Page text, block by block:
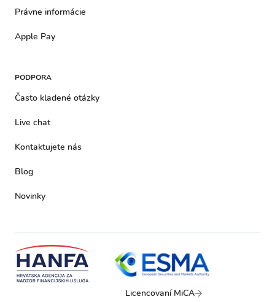
Právne informácie
Apple Pay
PODPORA
Často kladené otázky
Live chat
Kontaktujete nás
Blog
Novinky
Licencovaní MiCA